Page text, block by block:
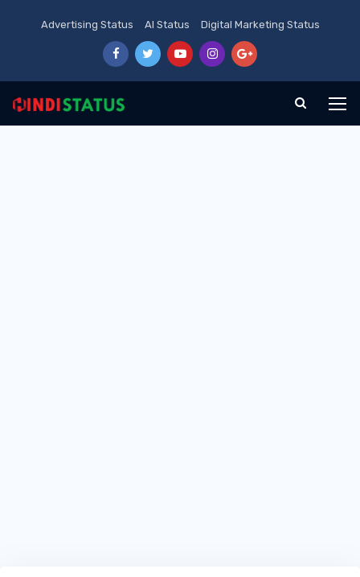
Advertising Status AI Status Digital Marketing Status